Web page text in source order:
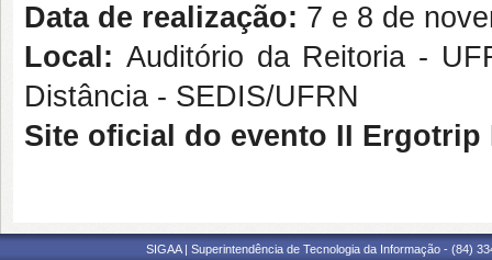
Data de realização: 7 e 8 de
Local: Auditório da Reitoria -
Distância - SEDIS/UFRN
Site oficial do evento II Ergotrip
SIGAA | Superintendência de Tecnologia da Informação - (84)